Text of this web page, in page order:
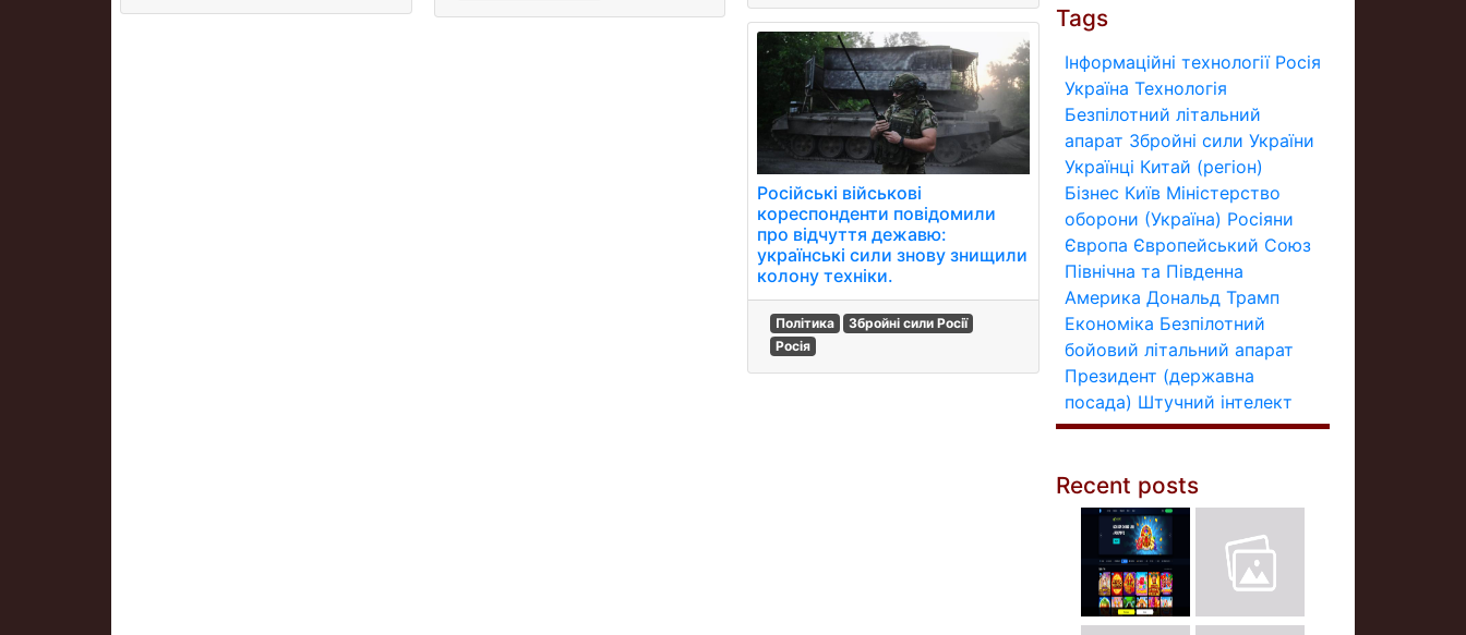
Російські військові
кореспонденти повідомили
про відчуття дежавю:
українські сили знову знищили
колону техніки.
Політика
Збройні сили Росії
Росія
Tags
Інформаційні технології Росія
Україна Технологія
Безпілотний літальний
апарат Збройні сили України
Українці Китай (регіон)
Бізнес Київ Міністерство
оборони (Україна) Росіяни
Європа Європейський Союз
Північна та Південна
Америка Дональд Трамп
Економіка Безпілотний
бойовий літальний апарат
Президент (державна
посада) Штучний інтелект
Recent posts